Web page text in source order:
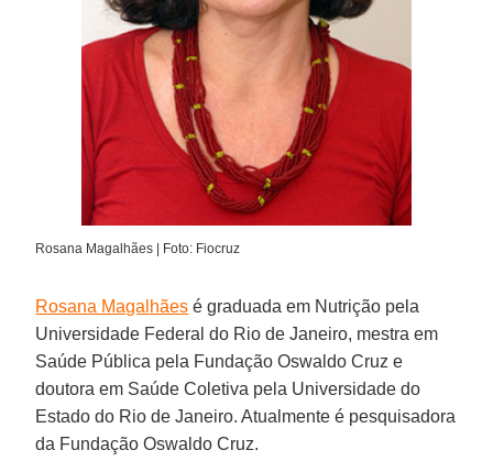
Rosana Magalhães | Foto: Fiocruz
Rosana Magalhães é graduada em Nutrição pela
Universidade Federal do Rio de Janeiro, mestra em
Saúde Pública pela Fundação Oswaldo Cruz e
doutora em Saúde Coletiva pela Universidade do
Estado do Rio de Janeiro. Atualmente é pesquisadora
da Fundação Oswaldo Cruz.